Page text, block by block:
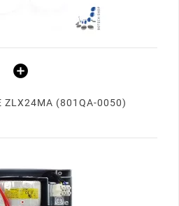
ZLX24MA (801QA-0050)